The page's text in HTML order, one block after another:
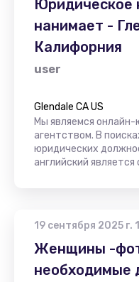
Юридическое
нанимает -
Калифорния
user
Glendale CA US
Мы являемся
агентством. В
юридических
английский является
19 сентября 2025 г.
Женщины -
необходимые